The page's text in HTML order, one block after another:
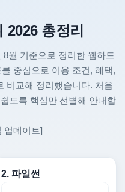
2026 총정리
월 기준으로 정리한 웹하드
중심으로 이용 조건, 혜택,
비교해 정리했습니다. 처음
도록 핵심만 선별해 안내합
업데이트]
2. 파일썬